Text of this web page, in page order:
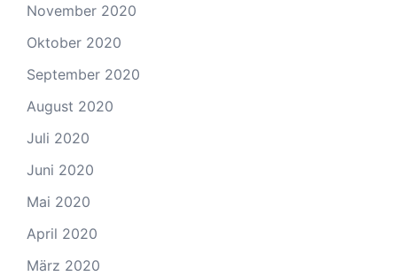
November 2020
Oktober 2020
September 2020
August 2020
Juli 2020
Juni 2020
Mai 2020
April 2020
März 2020